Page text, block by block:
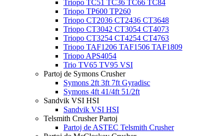
Triopo TC51 TC36 TC66 TC84
Triopo TP600 TP260
Triopo CT2036 CT2436 CT3648
Triopo CT3042 CT3054 CT4073
Triopo CT3254 CT4254 CT4763
Triopo TAF1206 TAF1506 TAF1809
Triopo APS4054
Trio TV65 TV95 VSI
Partoj de Symons Crusher
Symons 2ft 3ft 7ft Gyradisc
Symons 4ft 41/4ft 51/2ft
Sandvik VSI HSI
Sandvik VSI HSI
Telsmith Crusher Partoj
Partoj de ASTEC Telsmith Crusher